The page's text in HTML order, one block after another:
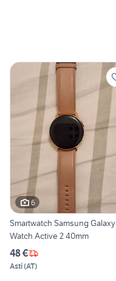
6
Smartwatch Samsung Galaxy
Watch Active 2 40mm
48 €
Asti(AT)